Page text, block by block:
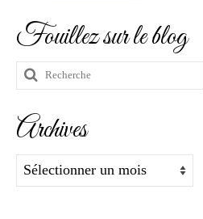
Fouillez sur le blog
Rechercher
Archives
Archives